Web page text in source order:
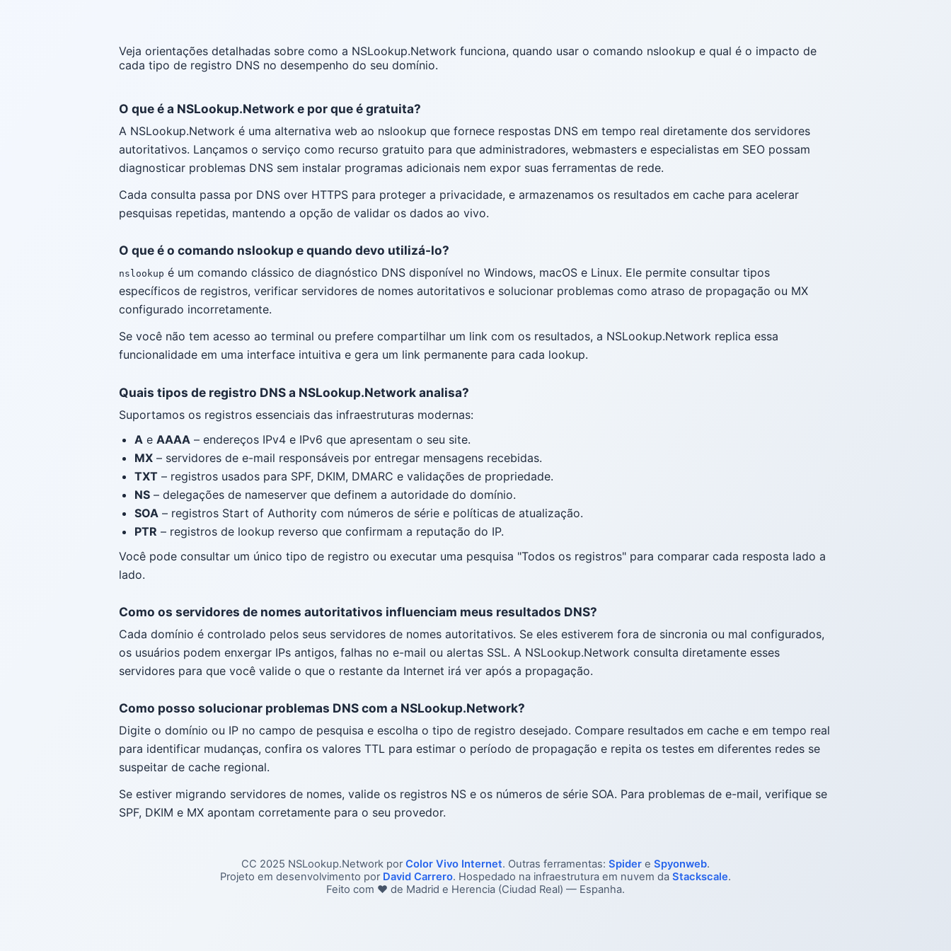
Veja orientações detalhadas sobre como a NSLookup.Network funciona, quando usar o comando nslookup e qual é o impacto de
cada tipo de registro DNS no desempenho do seu domínio.
O que é a NSLookup.Network e por que é gratuita?
A NSLookup.Network é uma alternativa web ao nslookup que fornece respostas DNS em tempo real diretamente dos servidores
autoritativos. Lançamos o serviço como recurso gratuito para que administradores, webmasters e especialistas em SEO possam
diagnosticar problemas DNS sem instalar programas adicionais nem expor suas ferramentas de rede.
Cada consulta passa por DNS over HTTPS para proteger a privacidade, e armazenamos os resultados em cache para acelerar
pesquisas repetidas, mantendo a opção de validar os dados ao vivo.
O que é o comando nslookup e quando devo utilizá-lo?
nslookup é um comando clássico de diagnóstico DNS disponível no Windows, macOS e Linux. Ele permite consultar tipos
específicos de registros, verificar servidores de nomes autoritativos e solucionar problemas como atraso de propagação ou MX
configurado incorretamente.
Se você não tem acesso ao terminal ou prefere compartilhar um link com os resultados, a NSLookup.Network replica essa
funcionalidade em uma interface intuitiva e gera um link permanente para cada lookup.
Quais tipos de registro DNS a NSLookup.Network analisa?
Suportamos os registros essenciais das infraestruturas modernas:
A eAAAA – endereços IPv4 e IPv6 que apresentam o seu site.
MX – servidores de e-mail responsáveis por entregar mensagens recebidas.
TXT – registros usados para SPF, DKIM, DMARC e validações de propriedade.
NS – delegações de nameserver que definem a autoridade do domínio.
SOA – registros Start of Authority com números de série e políticas de atualização.
PTR – registros de lookup reverso que confirmam a reputação do IP.
Você pode consultar um único tipo de registro ou executar uma pesquisa "Todos os registros" para comparar cada resposta lado a
lado.
Como os servidores de nomes autoritativos influenciam meus resultados DNS?
Cada domínio é controlado pelos seus servidores de nomes autoritativos. Se eles estiverem fora de sincronia ou mal configurados,
os usuários podem enxergar IPs antigos, falhas no e-mail ou alertas SSL. A NSLookup.Network consulta diretamente esses
servidores para que você valide o que o restante da Internet irá ver após a propagação.
Como posso solucionar problemas DNS com a NSLookup.Network?
Digite o domínio ou IP no campo de pesquisa e escolha o tipo de registro desejado. Compare resultados em cache e em tempo real
para identificar mudanças, confira os valores TTL para estimar o período de propagação e repita os testes em diferentes redes se
suspeitar de cache regional.
Se estiver migrando servidores de nomes, valide os registros NS e os números de série SOA. Para problemas de e-mail, verifique se
SPF, DKIM e MX apontam corretamente para o seu provedor.
CC 2025 NSLookup.Network porColor Vivo Internet. Outras ferramentas: Spider e Spyonweb.
Projeto em desenvolvimento por David Carrero. Hospedado na infraestrutura em nuvem da Stackscale.
Feito com ❤️ de Madrid e Herencia (Ciudad Real) — Espanha.